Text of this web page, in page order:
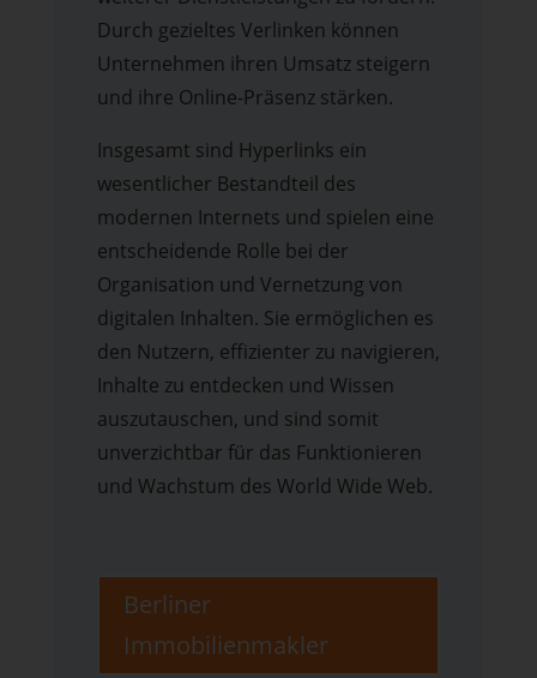
Durch gezieltes Verlinken können
Unternehmen ihren Umsatz steigern
und ihre Online-Präsenz stärken.
Insgesamt sind Hyperlinks ein
wesentlicher Bestandteil des
modernen Internets und spielen eine
entscheidende Rolle bei der
Organisation und Vernetzung von
digitalen Inhalten. Sie ermöglichen es
den Nutzern, effizienter zu navigieren,
Inhalte zu entdecken und Wissen
auszutauschen, und sind somit
unverzichtbar für das Funktionieren
und Wachstum des World Wide Web.
Berliner
Immobilienmakler